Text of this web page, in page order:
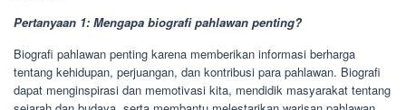
Pertanyaan 1: Mengapa biografi pahlawan penting?
Biografi pahlawan penting karena memberikan informasi berharga
tentang kehidupan, perjuangan, dan kontribusi para pahlawan. Biografi
dapat menginspirasi dan memotivasi kita, mendidik masyarakat tentang